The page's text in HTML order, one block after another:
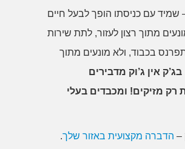
שמיד עם כניסתו הופך לבעל חיים
מתוך רצון לעזור, לתת שירות
בכבוד, ולא מונעים מתוך
בג’ק אין ג’וק מדבירים
רק מזיקים! ומכבדים בעלי
– הדברה מקצועית באזור שלך.